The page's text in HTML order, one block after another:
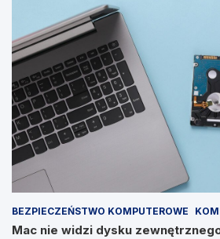
BEZPIECZEŃSTWO KOMPUTEROWE
Mac nie widzi dysku